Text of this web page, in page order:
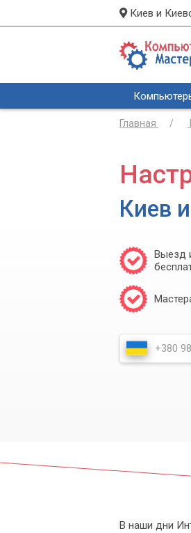
Киев и
Главная
Киев
Выезд
В наши дни